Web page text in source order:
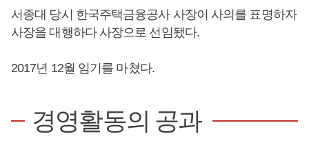
서종대 당시 한국주택금융공사 사장이 사의를 표명하자
사장을 대행하다 사장으로 선임됐다.
2017년 12월 임기를 마쳤다.
경영활동의 공과